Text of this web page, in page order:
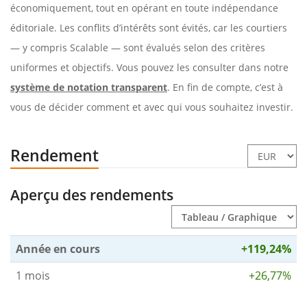
économiquement, tout en opérant en toute indépendance
éditoriale. Les conflits d’intérêts sont évités, car les courtiers
— y compris Scalable — sont évalués selon des critères
uniformes et objectifs. Vous pouvez les consulter dans notre
système de notation transparent. En fin de compte, c’est à
vous de décider comment et avec qui vous souhaitez investir.
Rendement
Aperçu des rendements
Année en cours
+119,24%
1 mois
+26,77%